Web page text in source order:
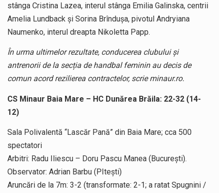
stânga Cristina Lazea, interul stânga Emilia Galinska, centrii
Amelia Lundback și Sorina Brîndușa, pivotul Andryiana
Naumenko, interul dreapta Nikoletta Papp.
În urma ultimelor rezultate, conducerea clubului și
antrenorii de la secția de handbal feminin au decis de
comun acord rezilierea contractelor, scrie minaur.ro.
CS Minaur Baia Mare – HC Dunărea Brăila: 22-32 (14-
12)
Sala Polivalentă “Lascăr Pană” din Baia Mare; cca 500
spectatori
Arbitri: Radu Iliescu – Doru Pascu Manea (București).
Observator: Adrian Barbu (PItești)
Aruncări de la 7m: 3-2 (transformate: 2-1; a ratat Spugnini /